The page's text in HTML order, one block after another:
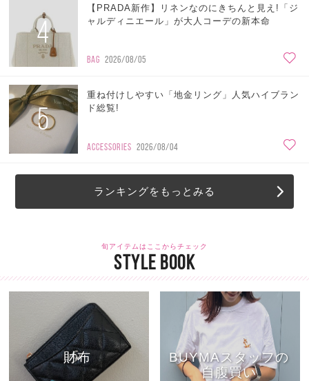
4
【PRADA新作】リネンなのにきちんと見え!「ジ
ャルディニエール」が大人コーデの新本命
BAG 2026/08/05
5
重ね付けしやすい「地金リング」人気ハイブラン
ド総覧!
ACCESSORIES 2026/08/04
ランキングをもっとみる
旬アイテムはここからチェック
STYLE BOOK
財布
BUYMAスタッフの
自腹買い